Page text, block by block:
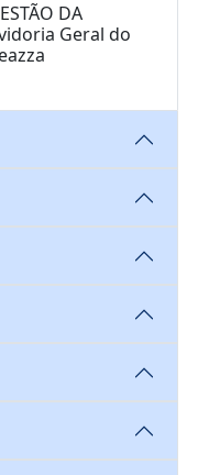
DA
Geral do